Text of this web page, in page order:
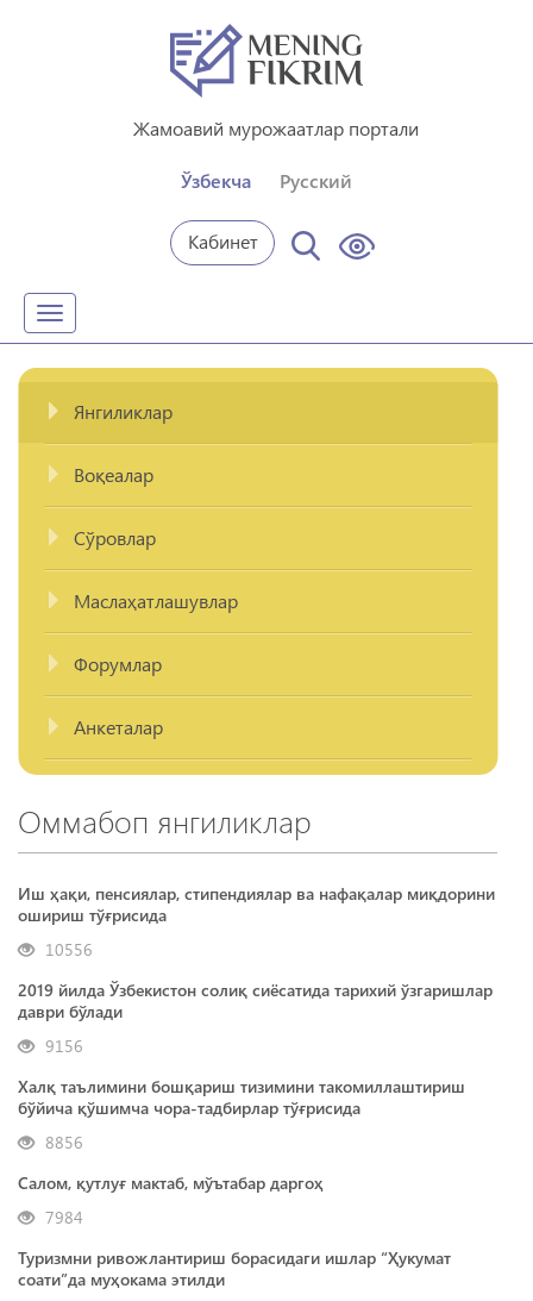
Жамоавий мурожаатлар портали
Ўзбекча Русский
Кабинет
Toggle
navigation
Янгиликлар
Воқеалар
Сўровлар
Маслаҳатлашувлар
Форумлар
Анкеталар
Оммабоп янгиликлар
Иш ҳақи, пенсиялар, стипендиялар ва нафақалар миқдорини
ошириш тўғрисида
10556
2019 йилда Ўзбекистон солиқ сиёсатида тарихий ўзгаришлар
даври бўлади
9156
Халқ таълимини бошқариш тизимини такомиллаштириш
бўйича қўшимча чора-тадбирлар тўғрисида
8856
Салом, қутлуғ мактаб, мўътабар даргоҳ
7984
Туризмни ривожлантириш борасидаги ишлар “Ҳукумат
соати”да муҳокама этилди